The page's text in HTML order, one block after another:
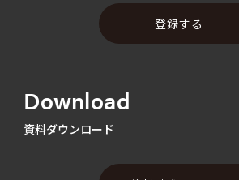
登録する
Download
資料ダウンロード